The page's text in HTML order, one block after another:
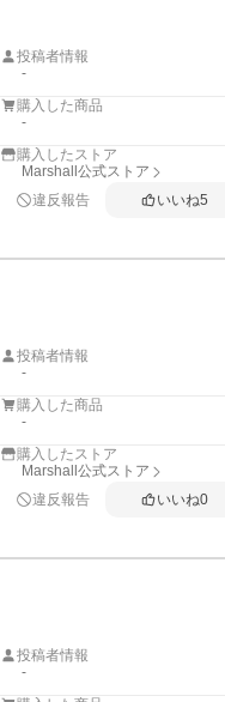
投稿者情報
-
購入した商品
-
購入したストア
Marshall公式ストア
違反報告
いいね5
投稿者情報
-
購入した商品
-
購入したストア
Marshall公式ストア
違反報告
いいね0
投稿者情報
-